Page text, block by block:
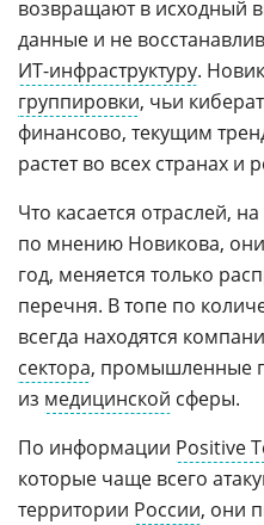
возвращают в исходный
данные и не
ИТ-инфраструктуру.
группировки, чьи
финансово, текущим
растет во всех странах и
Что касается отраслей,
по мнению Новикова,
год, меняется только
перечня. В топе по
всегда находятся
сектора, промышленные
из медицинской сферы.
По информации Positive
которые чаще всего
территории России, они